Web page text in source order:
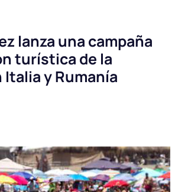
lanza una campaña
turística de la
y Rumanía